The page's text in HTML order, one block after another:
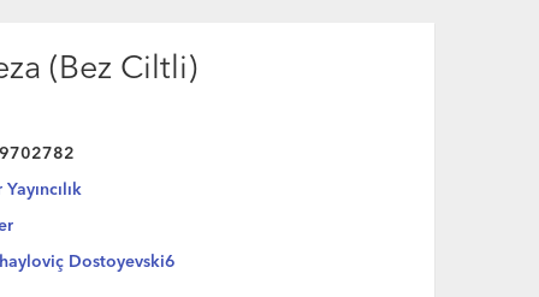
(Bez Ciltli)
Dostoyevski6